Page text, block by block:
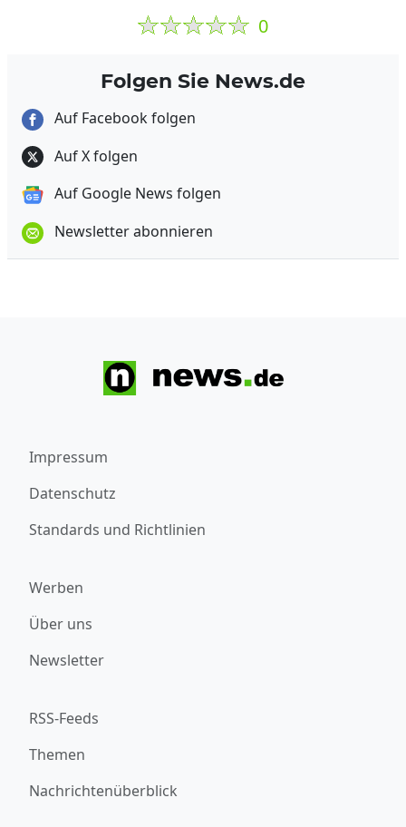
0
Folgen Sie News.de
Auf Facebook folgen
Auf X folgen
Auf Google News folgen
Newsletter abonnieren
Impressum
Datenschutz
Standards und Richtlinien
Werben
Über uns
Newsletter
RSS-Feeds
Themen
Nachrichtenüberblick